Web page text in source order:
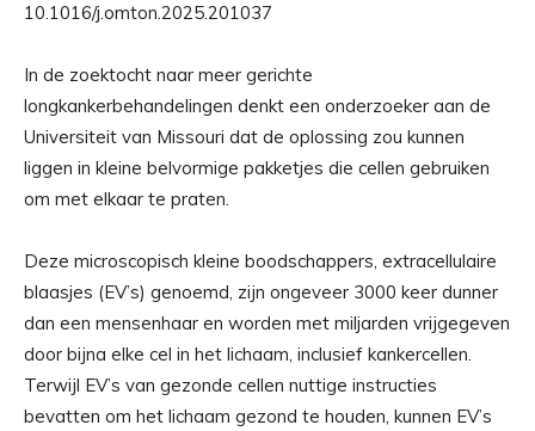
10.1016/j.omton.2025.201037
In de zoektocht naar meer gerichte
longkankerbehandelingen denkt een onderzoeker aan de
Universiteit van Missouri dat de oplossing zou kunnen
liggen in kleine belvormige pakketjes die cellen gebruiken
om met elkaar te praten.
Deze microscopisch kleine boodschappers, extracellulaire
blaasjes (EV’s) genoemd, zijn ongeveer 3000 keer dunner
dan een mensenhaar en worden met miljarden vrijgegeven
door bijna elke cel in het lichaam, inclusief kankercellen.
Terwijl EV’s van gezonde cellen nuttige instructies
bevatten om het lichaam gezond te houden, kunnen EV’s